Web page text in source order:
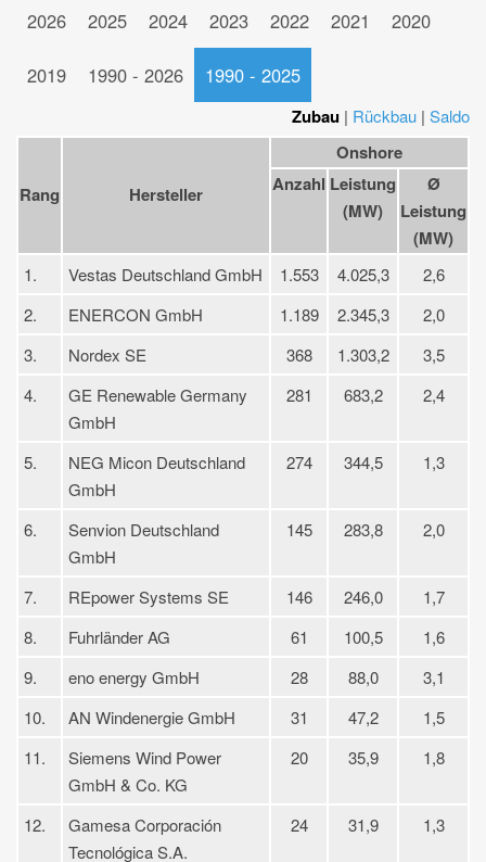
2026 2025 2024 2023 2022 2021 2020
2019 1990 - 2026 1990 - 2025
Zubau | Rückbau | Saldo
Rang Hersteller
Onshore
Anzahl Leistung
(MW)
Ø
Leistung
(MW)
1. Vestas Deutschland GmbH 1.553 4.025,3
2,6
2.
ENERCON GmbH 1.189 2.345,3
2,0
3.
Nordex SE 368 1.303,2
3,5
4.
GE Renewable Germany
GmbH
281 683,2 2,4
5.
NEG Micon Deutschland
GmbH
274 344,5 1,3
6.
Senvion Deutschland
GmbH
145 283,8 2,0
7. REpower Systems SE 146 246,0
1,7
8.
Fuhrländer AG 61 100,5
1,6
9.
eno energy GmbH 28 88,0
3,1
10.
AN Windenergie GmbH 31 47,2
1,5
11.
Siemens Wind Power
GmbH & Co. KG
20 35,9 1,8
12.
Gamesa Corporación
Tecnológica S.A.
24 31,9 1,3